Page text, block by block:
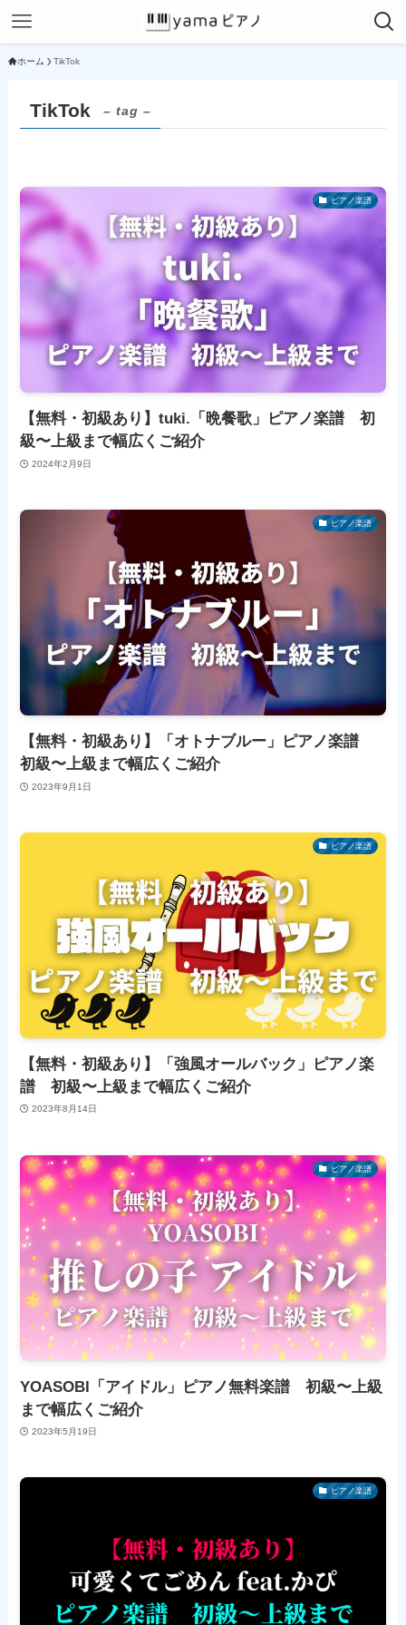
ホーム TikTok
TikTok – tag –
ピアノ楽譜
【無料・初級あり】tuki.「晩餐歌」ピアノ楽譜 初
級〜上級まで幅広くご紹介
2024年2月9日
ピアノ楽譜
【無料・初級あり】「オトナブルー」ピアノ楽譜
初級〜上級まで幅広くご紹介
2023年9月1日
ピアノ楽譜
【無料・初級あり】「強風オールバック」ピアノ楽
譜 初級〜上級まで幅広くご紹介
2023年8月14日
ピアノ楽譜
YOASOBI「アイドル」ピアノ無料楽譜 初級〜上級
まで幅広くご紹介
2023年5月19日
ピアノ楽譜